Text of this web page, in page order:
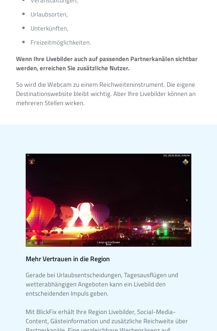
Urlaubsorten,
Unterkünften,
Freizeitmöglichkeiten.
Wenn Ihre Livebilder auch auf passenden Partnerkanälen sichtbar
werden, erreichen Sie zusätzliche Nutzer.
So wird die Webcam zu einem Reichweiteninstrument. Die eigene
Destinationswebsite bleibt wichtig. Aber Ihre Livebilder können an
mehreren Stellen wirken.
Mehr Vertrauen in die Region
Gerade bei Urlaubsentscheidungen, Tagesausflügen und
wetterabhängigen Angeboten kann ein Livebild den
entscheidenden Impuls geben.
Mit BlickFix erhält Ihre Region Livebilder, Social-Media-
Content, Gästeinformation und zusätzliche Reichweite über